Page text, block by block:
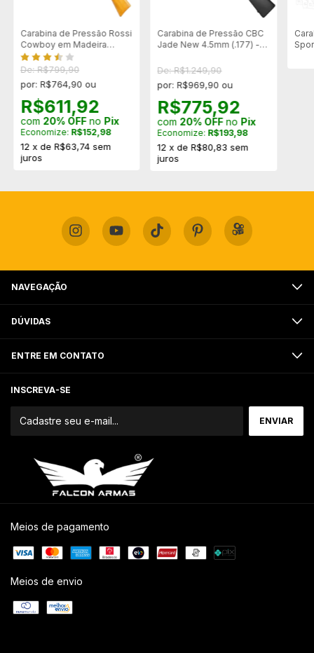
Carabina de Pressão Rossi
Cowboy em Madeira
4.5mm Lever Action
De: R$799,90
por: R$764,90 ou
R$611,92
com 20% OFFno Pix
Economize: R$152,98
12 x de R$63,74 sem
juros
Carabina de Pressão CBC
Jade New 4.5mm (.177) -
De: R$1.249,90
por: R$969,90 ou
R$775,92
com 20% OFFno Pix
Economize: R$193,98
12 xdeR$80,83 sem
juros
NAVEGAÇÃO
DÚVIDAS
ENTRE EM CONTATO
INSCREVA-SE
Meios de pagamento
Meios de envio